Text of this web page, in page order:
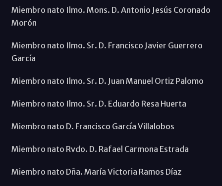
Miembro nato Ilmo. Mons. D. Antonio Jesús Coronado
Morón
Miembro nato Ilmo. Sr. D. Francisco Javier Guerrero
García
Miembro nato Ilmo. Sr. D. Juan Manuel Ortiz Palomo
Miembro nato Ilmo. Sr. D. Eduardo Resa Huerta
Miembro nato D. Francisco García Villalobos
Miembro nato Rvdo. D. Rafael Carmona Estrada
Miembro nato Dña. María Victoria Ramos Díaz